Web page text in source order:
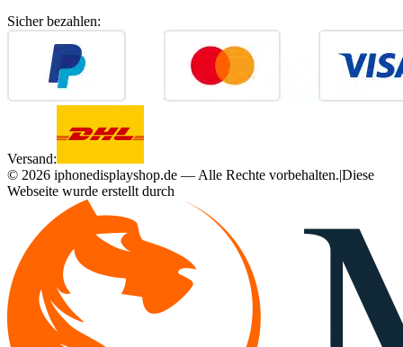
Sicher bezahlen:
Versand:
© 2026 iphonedisplayshop.de — Alle Rechte vorbehalten.|Diese
Webseite wurde erstellt durch